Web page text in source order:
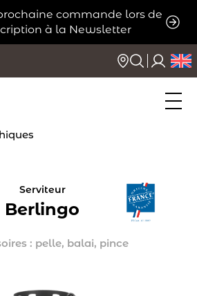
commande lors de
à la Newsletter
Serviteur
Berlingo
: pelle, balai, pince